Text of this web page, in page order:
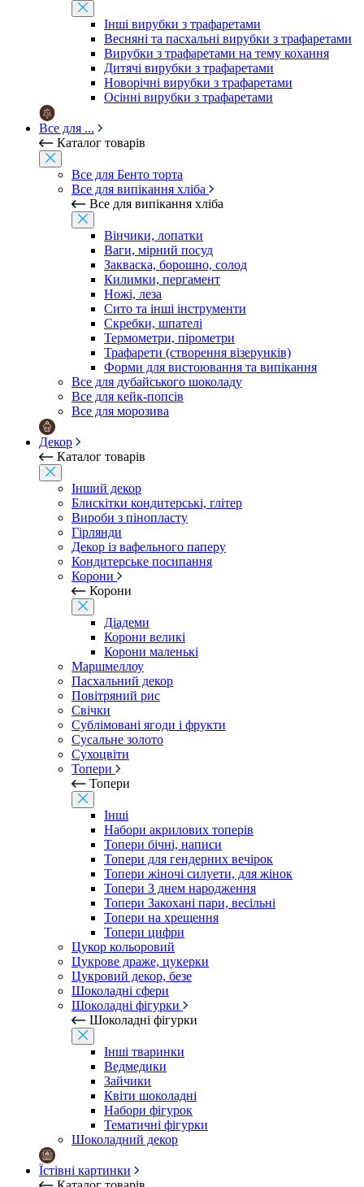
Інші вирубки з трафаретами
Весняні та пасхальні вирубки з трафаретами
Вирубки з трафаретами на тему кохання
Дитячі вирубки з трафаретами
Новорічні вирубки з трафаретами
Осінні вирубки з трафаретами
Все для ...
Каталог товарів
Все для Бенто торта
Все для випікання хліба
Все для випікання хліба
Вінчики, лопатки
Ваги, мірний посуд
Закваска, борошно, солод
Килимки, пергамент
Ножі, леза
Сито та інші інструменти
Скребки, шпателі
Термометри, пірометри
Трафарети (створення візерунків)
Форми для вистоювання та випікання
Все для дубайського шоколаду
Все для кейк-попсів
Все для морозива
Декор
Каталог товарів
Інший декор
Блискітки кондитерські, глітер
Вироби з пінопласту
Гірлянди
Декор із вафельного паперу
Кондитерське посипання
Корони
Корони
Діадеми
Корони великі
Корони маленькі
Маршмеллоу
Пасхальний декор
Повітряний рис
Свічки
Сублімовані ягоди і фрукти
Сусальне золото
Сухоцвіти
Топери
Топери
Інші
Набори акрилових топерів
Топери бічні, написи
Топери для гендерних вечірок
Топери жіночі силуети, для жінок
Топери З днем ​​народження
Топери Закохані пари, весільні
Топери на хрещення
Топери цифри
Цукор кольоровий
Цукрове драже, цукерки
Цукровий декор, безе
Шоколадні сфери
Шоколадні фігурки
Шоколадні фігурки
Інші тваринки
Ведмедики
Зайчики
Квіти шоколадні
Набори фігурок
Тематичні фігурки
Шоколадний декор
Їстівні картинки